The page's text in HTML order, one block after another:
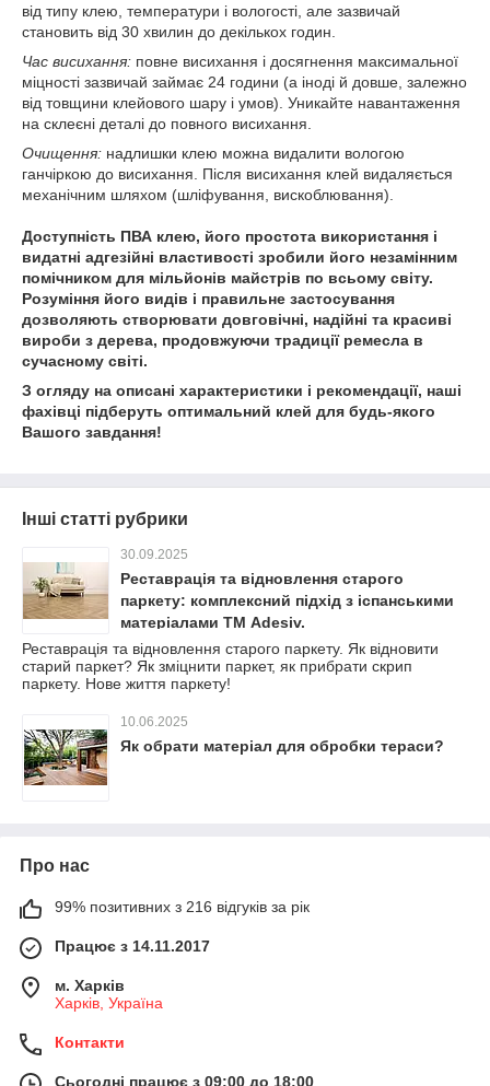
від типу клею, температури і вологості, але зазвичай
становить від 30 хвилин до декількох годин.
Час висихання: повне висихання і досягнення максимальної
міцності зазвичай займає 24 години (а іноді й довше, залежно
від товщини клейового шару і умов). Уникайте навантаження
на склеєні деталі до повного висихання.
Очищення: надлишки клею можна видалити вологою
ганчіркою до висихання. Після висихання клей видаляється
механічним шляхом (шліфування, вискоблювання).
Доступність ПВА клею, його простота використання і
видатні адгезійні властивості зробили його незамінним
помічником для мільйонів майстрів по всьому світу.
Розуміння його видів і правильне застосування
дозволяють створювати довговічні, надійні та красиві
вироби з дерева, продовжуючи традиції ремесла в
сучасному світі.
З огляду на описані характеристики і рекомендації, наші
фахівці підберуть оптимальний клей для будь-якого
Вашого завдання!
Інші статті рубрики
30.09.2025
Реставрація та відновлення старого
паркету: комплексний підхід з іспанськими
матеріалами ТМ Adesiv.
Реставрація та відновлення старого паркету. Як відновити
старий паркет? Як зміцнити паркет, як прибрати скрип
паркету. Нове життя паркету!
10.06.2025
Як обрати матеріал для обробки тераси?
Про нас
99% позитивних з 216 відгуків за рік
Працює з 14.11.2017
м. Харків
Харків, Україна
Контакти
Сьогодні працює з 09:00 до 18:00